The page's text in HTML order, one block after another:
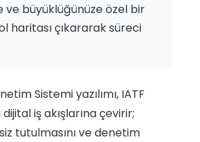
ve büyüklüğünüze özel bir
haritası çıkararak süreci
Sistemi yazılımı, IATF
dijital iş akışlarına çevirir;
tutulmasını ve denetim